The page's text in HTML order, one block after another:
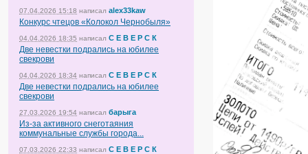
07.04.2026 15:18 написал alex33kaw
Конкурс чтецов «Колокол Чернобыля»
04.04.2026 18:35 написал С Е В Е Р С К
Две невестки подрались на юбилее
свекрови
04.04.2026 18:34 написал С Е В Е Р С К
Две невестки подрались на юбилее
свекрови
27.03.2026 19:54 написал барыга
Из-за активного снеготаяния
коммунальные службы города...
07.03.2026 22:33 написал С Е В Е Р С К